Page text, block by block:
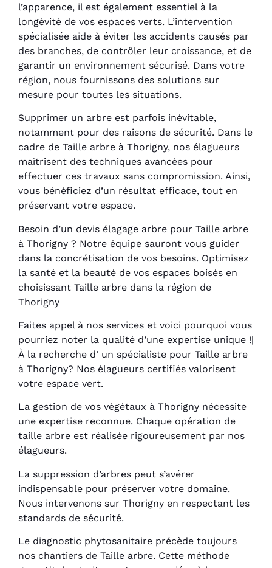
l’apparence, il est également essentiel à la
longévité de vos espaces verts. L’intervention
spécialisée aide à éviter les accidents causés par
des branches, de contrôler leur croissance, et de
garantir un environnement sécurisé. Dans votre
région, nous fournissons des solutions sur
mesure pour toutes les situations.
Supprimer un arbre est parfois inévitable,
notamment pour des raisons de sécurité. Dans le
cadre de Taille arbre à Thorigny, nos élagueurs
maîtrisent des techniques avancées pour
effectuer ces travaux sans compromission. Ainsi,
vous bénéficiez d’un résultat efficace, tout en
préservant votre espace.
Besoin d’un devis élagage arbre pour Taille arbre
à Thorigny ? Notre équipe sauront vous guider
dans la concrétisation de vos besoins. Optimisez
la santé et la beauté de vos espaces boisés en
choisissant Taille arbre dans la région de
Thorigny
Faites appel à nos services et voici pourquoi vous
pourriez noter la qualité d’une expertise unique !|
À la recherche d’ un spécialiste pour Taille arbre
à Thorigny? Nos élagueurs certifiés valorisent
votre espace vert.
La gestion de vos végétaux à Thorigny nécessite
une expertise reconnue. Chaque opération de
taille arbre est réalisée rigoureusement par nos
élagueurs.
La suppression d’arbres peut s’avérer
indispensable pour préserver votre domaine.
Nous intervenons sur Thorigny en respectant les
standards de sécurité.
Le diagnostic phytosanitaire précède toujours
nos chantiers de Taille arbre. Cette méthode